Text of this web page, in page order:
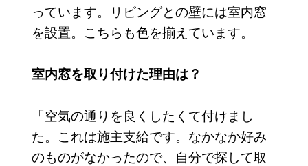
っています。リビングとの壁には室内窓
を設置。こちらも色を揃えています。
室内窓を取り付けた理由は？
「空気の通りを良くしたくて付けまし
た。これは施主支給です。なかなか好み
のものがなかったので、自分で探して取